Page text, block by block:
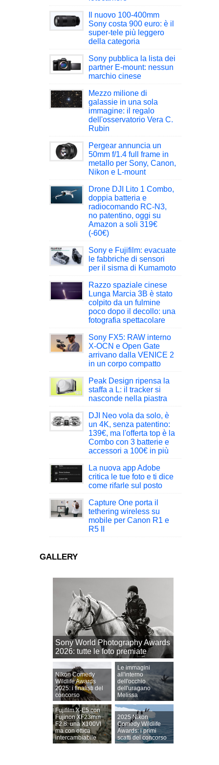
Il nuovo 100-400mm
Sony costa 900 euro: è il
super-tele più leggero
della categoria
Sony pubblica la lista dei
partner E-mount: nessun
marchio cinese
Mezzo milione di
galassie in una sola
immagine: il regalo
dell'osservatorio Vera C.
Rubin
Pergear annuncia un
50mm f/1.4 full frame in
metallo per Sony, Canon,
Nikon e L-mount
Drone DJI Lito 1 Combo,
doppia batteria e
radiocomando RC-N3,
no patentino, oggi su
Amazon a soli 319€
(-60€)
Sony e Fujifilm: evacuate
le fabbriche di sensori
per il sisma di Kumamoto
Razzo spaziale cinese
Lunga Marcia 3B è stato
colpito da un fulmine
poco dopo il decollo: una
fotografia spettacolare
Sony FX5: RAW interno
X-OCN e Open Gate
arrivano dalla VENICE 2
in un corpo compatto
Peak Design ripensa la
staffa a L: il tracker si
nasconde nella piastra
DJI Neo vola da solo, è
un 4K, senza patentino:
139€, ma l'offerta top è la
Combo con 3 batterie e
accessori a 100€ in più
La nuova app Adobe
critica le tue foto e ti dice
come rifarle sul posto
Capture One porta il
tethering wireless su
mobile per Canon R1 e
R5 II
GALLERY
Sony World Photography Awards
2026: tutte le foto premiate
Nikon Comedy
Wildlife Awards
2025: i finalisti del
concorso
Le immagini
all'interno
dell'occhio
dell'uragano
Melissa
Fujifilm X-E5 con
Fujinon XF23mm
F2.8: una X100VI
ma con ottica
intercambiabile
2025 Nikon
Comedy Wildlife
Awards: i primi
scatti del concorso